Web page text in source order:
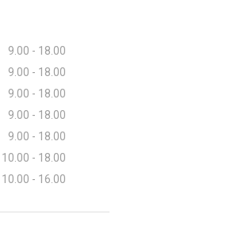
9.00 - 18.00
9.00 - 18.00
9.00 - 18.00
9.00 - 18.00
9.00 - 18.00
10.00 - 18.00
10.00 - 16.00